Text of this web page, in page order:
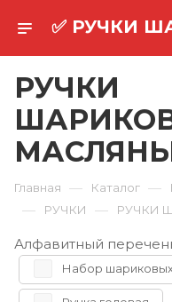
РУЧКИ
Главная — Каталог —
— РУЧКИ — РУЧКИ
Алфавитный
Набор